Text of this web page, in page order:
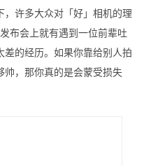
许多大众对「好」相机的理
布会上就有遇到一位前辈吐
的经历。如果你靠给别人拍
帅，那你真的是会蒙受损失